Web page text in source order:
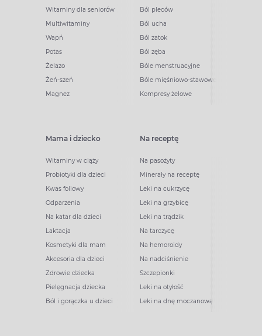
Witaminy dla seniorów
Multiwitaminy
Wapń
Potas
Żelazo
Żeń-szeń
Magnez
Ból pleców
Ból ucha
Ból zatok
Ból zęba
Bóle menstruacyjne
Bóle mięśniowo-stawowe
Kompresy żelowe
Mama i dziecko
Witaminy w ciąży
Probiotyki dla dzieci
Kwas foliowy
Odparzenia
Na katar dla dzieci
Laktacja
Kosmetyki dla mam
Akcesoria dla dzieci
Zdrowie dziecka
Pielęgnacja dziecka
Ból i gorączka u dzieci
Na receptę
Na pasożyty
Minerały na receptę
Leki na cukrzycę
Leki na grzybicę
Leki na trądzik
Na tarczycę
Na hemoroidy
Na nadciśnienie
Szczepionki
Leki na otyłość
Leki na dnę moczanową